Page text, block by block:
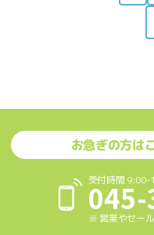
お急ぎの方は
受付時間 9:00-
※ 営業やセー